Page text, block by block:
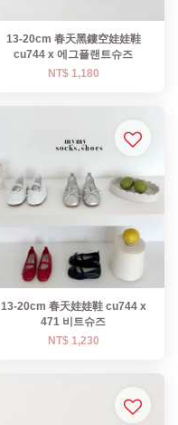
13-20cm 春天黑鏤空娃娃鞋
cu744 x 에그플랜트슈즈
NT$ 1,180
13-20cm 春天娃娃鞋 cu744 x
471 비트슈즈
NT$ 1,230